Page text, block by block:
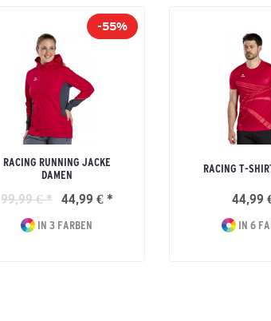
-55%
RACING RUNNING JACKE
DAMEN
99,99 € * 44,99 € *
IN 3 FARBEN
RACING T-
44,99
IN 6